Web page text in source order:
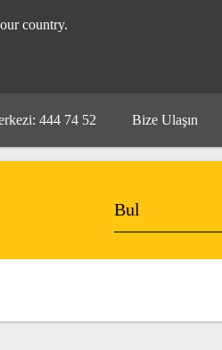
country.
444 74 52 Bize Ulaşın